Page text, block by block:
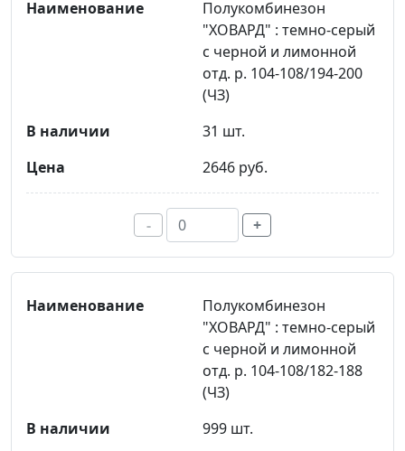
Полукомбинезон
"ХОВАРД" : темно-серый
с черной и лимонной
отд. р. 104-108/194-200
(ЧЗ)
31 шт.
2646 руб.
- +
Полукомбинезон
"ХОВАРД" : темно-серый
с черной и лимонной
отд. р. 104-108/182-188
(ЧЗ)
999 шт.